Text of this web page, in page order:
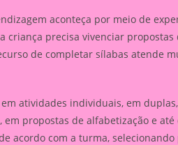
aconteça por meio de
criança precisa vivenciar
de completar sílabas atende
atividades individuais, em
propostas de alfabetização e
acordo com a turma,